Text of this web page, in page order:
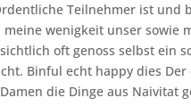
Teilnehmer ist und
meine wenigkeit unser sowie
oft genoss selbst ein
Binful echt happy dies
die Dinge aus Naivitat